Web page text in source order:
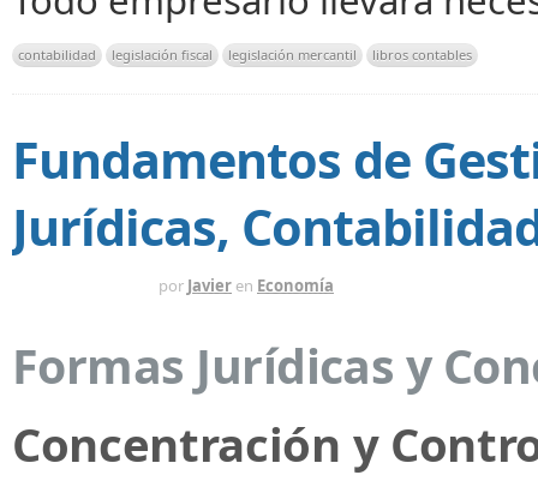
contabilidad legislación fiscal legislación mercantil libros contables
Fundamentos de
Jurídicas,
por Javier en Economía
Formas Jurídicas y
Concentración y